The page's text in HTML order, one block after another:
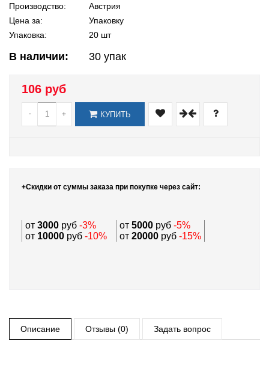
Производство:
Австрия
Цена за:
Упаковку
Упаковка:
20 шт
В наличии: 30 упак
106 руб
- + КУПИТЬ
+Скидки от суммы заказа при покупке через сайт:
от 3000 руб -3% от 5000 руб -5%
от 10000 руб -10% от 20000 руб -15%
Описание Отзывы (0) Задать вопрос